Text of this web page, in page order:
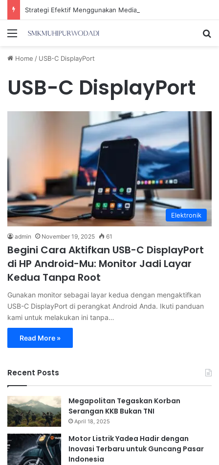
Menu
Home / USB-C DisplayPort
USB-C DisplayPort
Elektronik
admin November 19, 2025 61
Begini Cara Aktifkan USB-C DisplayPort
di HP Android-Mu: Monitor Jadi Layar
Kedua Tanpa Root
Gunakan monitor sebagai layar kedua dengan mengaktifkan
USB-C DisplayPort di perangkat Android Anda. Ikuti panduan
kami untuk melakukan ini tanpa…
Read More »
Recent Posts
Megapolitan Tegaskan Korban
Serangan KKB Bukan TNI
April 18, 2025
Motor Listrik Yadea Hadir dengan
Inovasi Terbaru untuk Guncang Pasar
Indonesia